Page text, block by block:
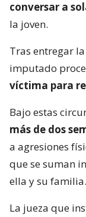
conversar a
la joven.
Tras entregar
imputado
víctima para
Bajo estas
más de dos
a agresiones
que se suman
ella y su familia.
La jueza que